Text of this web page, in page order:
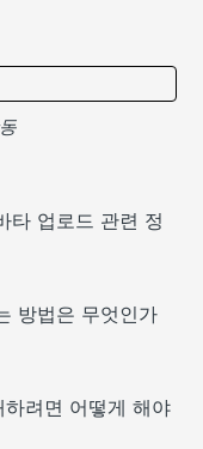
아
타 업로드 관련 정
방법은 무엇인가
려면 어떻게 해야